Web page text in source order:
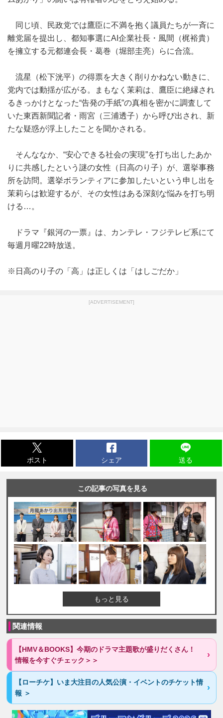
同じ頃、民政党では鷹臣に不満を抱く議員たちが一斉に
離党届を提出し、都知事選にAI企業社長・風間（梶裕貴）
を擁立する元都連会長・葛巻（堀部圭亮）らに合流。
流星（松下洸平）の得票を大きく削りかねない動きに、
党内では動揺が広がる。まもなく茉莉は、鷹臣に絶縁され
るきっかけとなった“告発の手紙”の真相を密かに調査して
いた東西新聞記者・雨宮（三浦透子）から呼び出され、新
たな疑惑が浮上したことを聞かされる。
そんななか、“安心できる社会の実現”を打ち出したあか
りに共感したという謎の女性（日高のり子）が、選挙事務
所を訪問。選挙ボランティアに参加したいという申し出を
茉莉らは歓迎するが、その女性はある深刻な悩みを打ち明
ける…。
ドラマ『銀河の一票』は、カンテレ・フジテレビ系にて
毎週月曜22時放送。
※日高のり子の「高」は正しくは「はしごだか」
[ADVERTISEMENT]
ポスト シェア 送る
この記事の写真を見る
もっと見る
関連情報
【HMV＆BOOKS】今期のドラマ主題歌が盛りだくさん！
情報を今すぐチェック＞＞
【ローチケ】いま大注目の人気公演・イベントのチケット情
報 ＞